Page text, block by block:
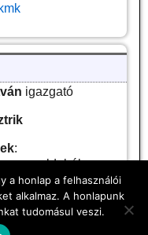
igazgató
:
oldalról
Iskola és Óvoda
a honlap a felhasználói
alkalmaz. A honlapunk
tudomásul veszi.